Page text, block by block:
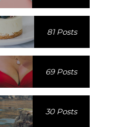
81 Posts
69 Posts
30 Posts